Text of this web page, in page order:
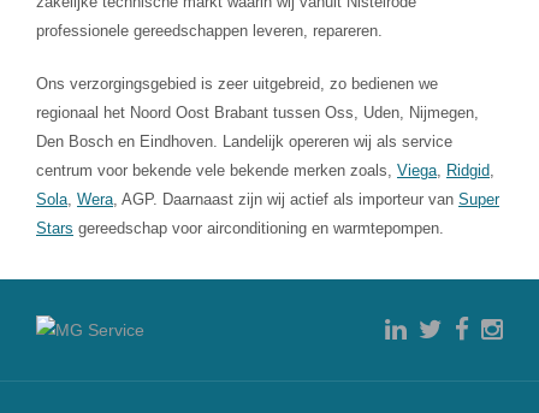
professionele gereedschappen leveren, repareren.
Ons verzorgingsgebied is zeer uitgebreid, zo bedienen we
regionaal het Noord Oost Brabant tussen Oss, Uden, Nijmegen,
Den Bosch en Eindhoven. Landelijk opereren wij als service
centrum voor bekende vele bekende merken zoals, Viega Ridgid
Sola Wera , AGP. Daarnaast zijn wij actief als importeur van Super
Stars gereedschap voor airconditioning en warmtepompen.